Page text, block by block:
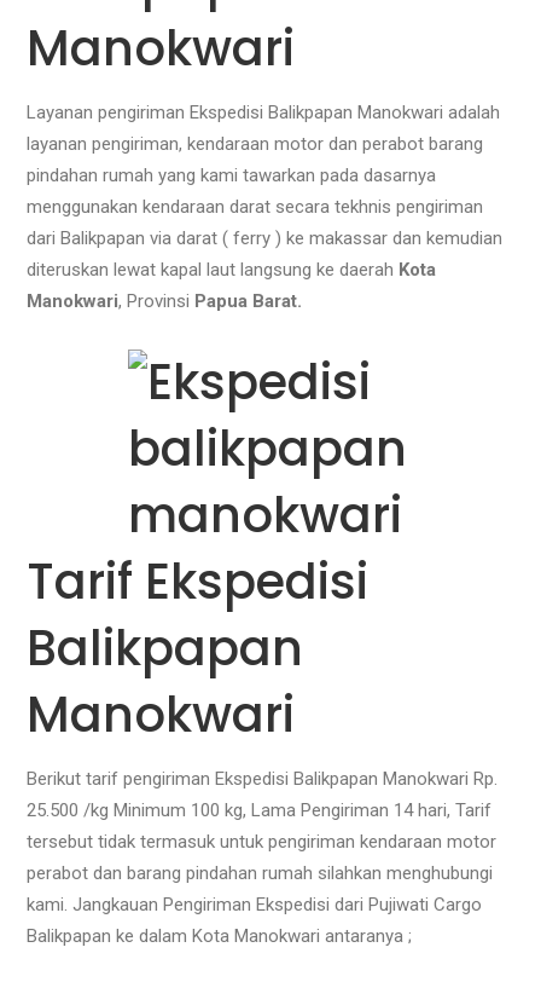
Manokwari
Layanan pengiriman Ekspedisi Balikpapan Manokwari adalah
layanan pengiriman, kendaraan motor dan perabot barang
pindahan rumah yang kami tawarkan pada dasarnya
menggunakan kendaraan darat secara tekhnis pengiriman
dari Balikpapan via darat ( ferry ) ke makassar dan kemudian
diteruskan lewat kapal laut langsung ke daerah Kota
Manokwari, Provinsi Papua Barat.
Tarif Ekspedisi
Balikpapan
Manokwari
Berikut tarif pengiriman Ekspedisi Balikpapan Manokwari Rp.
25.500 /kg Minimum 100 kg, Lama Pengiriman 14 hari, Tarif
tersebut tidak termasuk untuk pengiriman kendaraan motor
perabot dan barang pindahan rumah silahkan menghubungi
kami. Jangkauan Pengiriman Ekspedisi dari Pujiwati Cargo
Balikpapan ke dalam Kota Manokwari antaranya ;